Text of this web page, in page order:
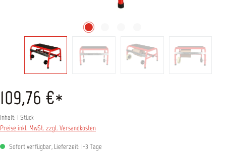
109,76 €*
Inhalt: 1 Stück
Preise inkl. MwSt. zzgl. Versandkosten
Sofort verfügbar, Lieferzeit: 1-3 Tage